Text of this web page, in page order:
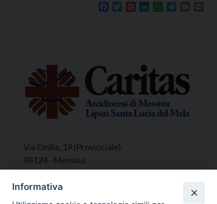
Facebook
TwitterPinterestLinkedInWhatsApp
Via Emilia, 19 (Provinciale)
98124 - Messina
Segreteria e Amministrazione:
L’Ufficio è aperto tutti i giorni da lunedì a
Informativa